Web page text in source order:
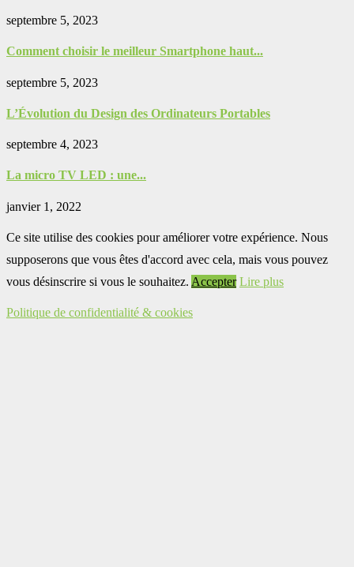
septembre 5, 2023
Comment choisir le meilleur Smartphone haut...
septembre 5, 2023
L’Évolution du Design des Ordinateurs Portables
septembre 4, 2023
La micro TV LED : une...
janvier 1, 2022
Ce site utilise des cookies pour améliorer votre expérience. Nous
supposerons que vous êtes d'accord avec cela, mais vous pouvez
vous désinscrire si vous le souhaitez. Accepter Lire plus
Politique de confidentialité & cookies